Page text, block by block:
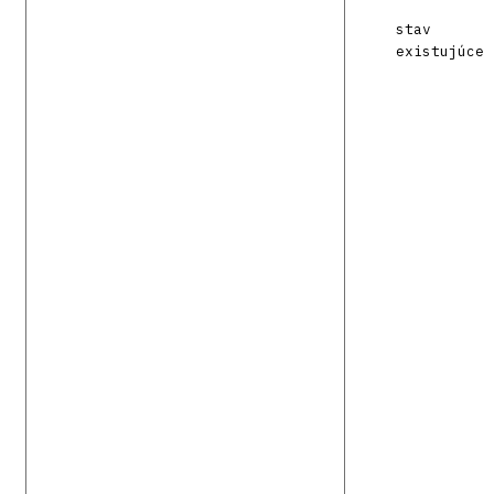
stav
existujúce